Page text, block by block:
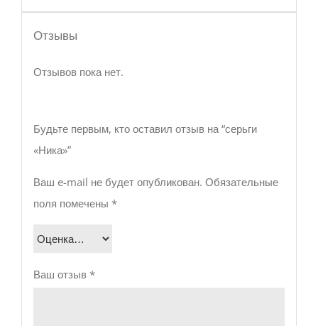
Отзывы
Отзывов пока нет.
Будьте первым, кто оставил отзыв на “серьги
«Ника»”
Ваш e-mail не будет опубликован. Обязательные
поля помечены *
Ваш отзыв *